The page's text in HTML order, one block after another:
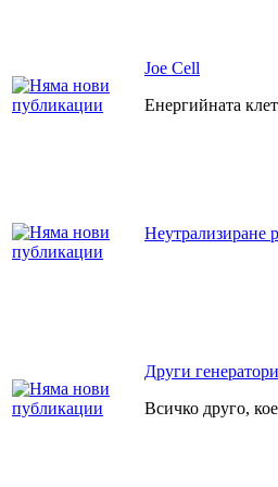
Joe Cell
Енергийната
Неутрализиране
Други
Всичко друго,